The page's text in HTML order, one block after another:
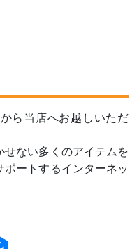
ら当店へお越しいただ
ない多くのアイテムを
ートするインターネッ